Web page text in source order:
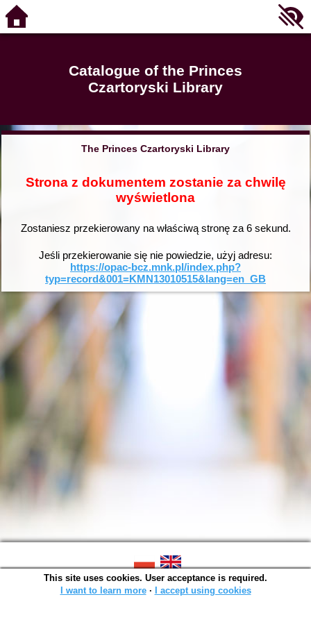
Catalogue of the Princes
Czartoryski Library
The Princes Czartoryski Library
Strona z dokumentem zostanie za chwilę
wyświetlona
Zostaniesz przekierowany na właściwą stronę za 6sekund.
Jeśli przekierowanie się nie powiedzie, użyj adresu:
https://opac-bcz.mnk.pl/index.php?
typ=record&001=KMN13010515&lang=en_GB
SOWA OPAC v. 6.11.10 (2026-07-24)
Generated in 0,0014 s.
This site uses cookies. User acceptance is required.
I want to learn more∙ I accept using cookies